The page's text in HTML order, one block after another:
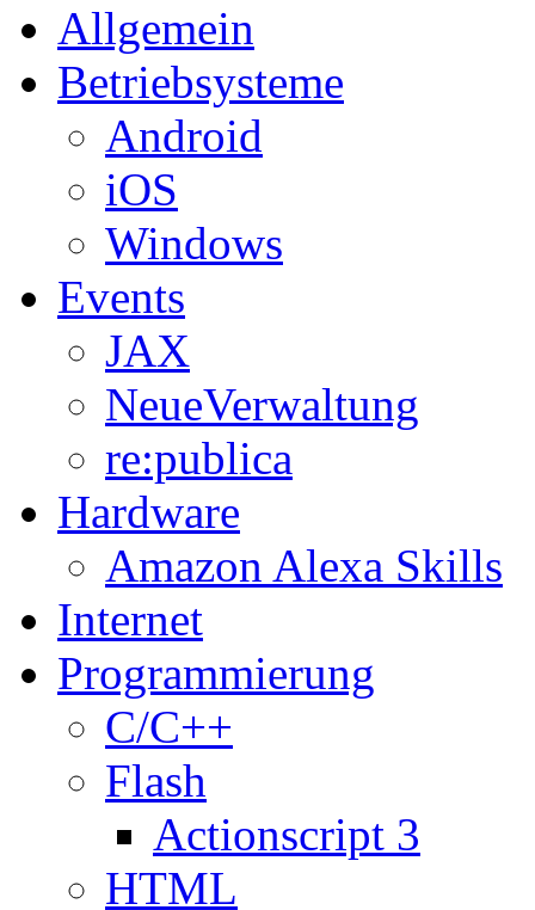
Allgemein
Betriebsysteme
Android
iOS
Windows
Events
JAX
NeueVerwaltung
re:publica
Hardware
Amazon Alexa Skills
Internet
Programmierung
C/C++
Flash
Actionscript 3
HTML